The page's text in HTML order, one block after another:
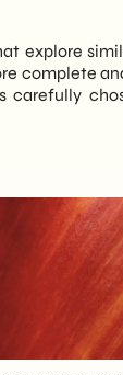
explore
complete
carefully